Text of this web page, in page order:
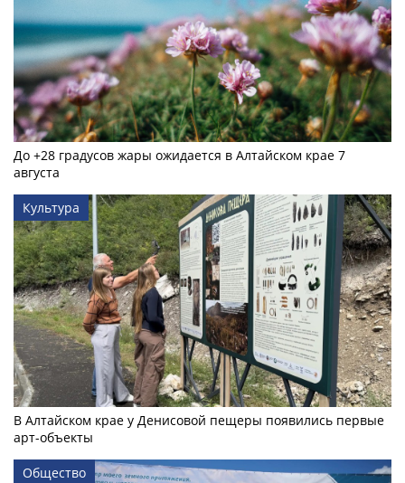
До +28 градусов жары ожидается в Алтайском крае 7
августа
Культура
В Алтайском крае у Денисовой пещеры появились первые
арт-объекты
Общество